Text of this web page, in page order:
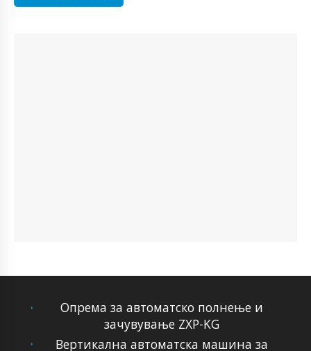
Опрема за автоматско полнење и
зачувување ZXP-KG
Вертикална автоматска машина за